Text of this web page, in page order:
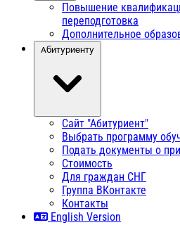
Повышение
переподготовка
Дополнительное
Абитуриенту
Сайт "Абитуриент"
Выбрать программу
Подать документы о
Стоимость
Для граждан СНГ
Группа ВКонтакте
Контакты
English Version